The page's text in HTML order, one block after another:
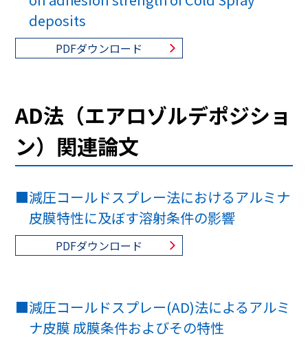
deposits
PDFダウンロード
AD法（エアロゾルデポジショ
ン）関連論文
■減圧コールドスプレー法におけるアルミナ
皮膜特性に及ぼす溶射条件の影響
PDFダウンロード
■減圧コールドスプレー(AD)法によるアルミ
ナ皮膜 成膜条件およびその特性